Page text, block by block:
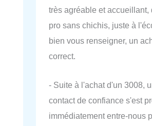
très agréable et accueillant,
pro sans chichis, juste à
bien vous renseigner, un
correct.
- Suite à l'achat d'un 3008,
contact de confiance s'est
immédiatement entre-nous